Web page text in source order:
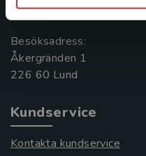
221 00 Lund
Besöksadress:
Åkergränden 1
Kundservice
Kontakta kundservice